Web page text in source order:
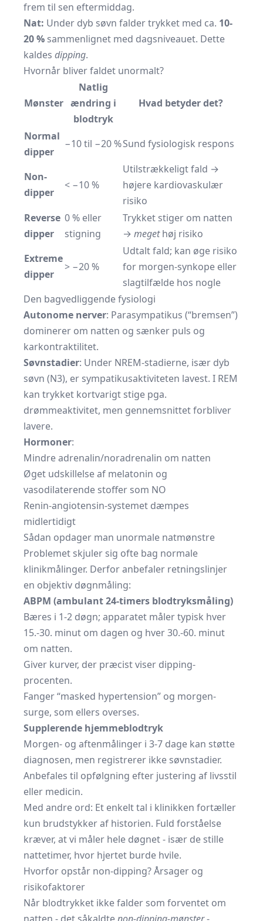
frem til sen eftermiddag.
Nat: Under dyb søvn falder trykket med ca. 10-
20 % sammenlignet med dagsniveauet. Dette
kaldes dipping.
Hvornår bliver faldet unormalt?
Mønster
Natlig
ændring i
blodtryk
Hvad betyder det?
Normal
dipper
−10 til −20 %Sund fysiologisk respons
Non-
dipper
< −10 %
Utilstrækkeligt fald →
højere kardiovaskulær
risiko
Reverse
dipper
0 % eller
stigning
Trykket stiger om natten
→ megethøj risiko
Extreme
dipper
> −20 %
Udtalt fald; kan øge risiko
for morgen-synkope eller
slagtilfælde hos nogle
Den bagvedliggende fysiologi
Autonome nerver: Parasympatikus (“bremsen”)
dominerer om natten og sænker puls og
karkontraktilitet.
Søvnstadier: Under NREM-stadierne, især dyb
søvn (N3), er sympatikusaktiviteten lavest. I REM
kan trykket kortvarigt stige pga.
drømmeaktivitet, men gennemsnittet forbliver
lavere.
Hormoner:
Mindre adrenalin/noradrenalin om natten
Øget udskillelse af melatonin og
vasodilaterende stoffer som NO
Renin-angiotensin-systemet dæmpes
midlertidigt
Sådan opdager man unormale natmønstre
Problemet skjuler sig ofte bag normale
klinikmålinger. Derfor anbefaler retningslinjer
en objektiv døgnmåling:
ABPM (ambulant 24-timers blodtryksmåling)
Bæres i 1-2 døgn; apparatet måler typisk hver
15.-30. minut om dagen og hver 30.-60. minut
om natten.
Giver kurver, der præcist viser dipping-
procenten.
Fanger “masked hypertension” og morgen-
surge, som ellers overses.
Supplerende hjemmeblodtryk
Morgen- og aftenmålinger i 3-7 dage kan støtte
diagnosen, men registrerer ikke søvnstadier.
Anbefales til opfølgning efter justering af livsstil
eller medicin.
Med andre ord: Et enkelt tal i klinikken fortæller
kun brudstykker af historien. Fuld forståelse
kræver, at vi måler hele døgnet - især de stille
nattetimer, hvor hjertet burde hvile.
Hvorfor opstår non-dipping? Årsager og
risikofaktorer
Når blodtrykket ikke falder som forventet om